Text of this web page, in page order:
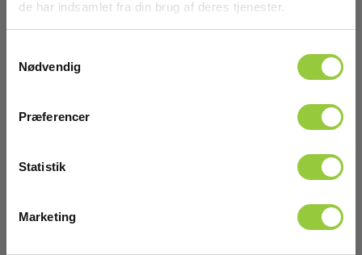
de har indsamlet fra din brug af deres tjenester.
Nødvendig
Præferencer
Statistik
Marketing
EAN 3831063439875
Læs mere